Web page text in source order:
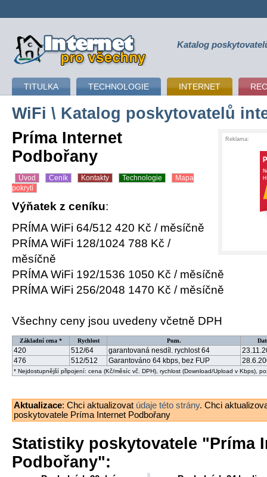
připojení k internetu Katalog
TITULKA TECHNOLOGIE INTERNET
WiFi \ Katalog poskytovatelů
Reklama:
Príma Internet
Podbořany
Úvod Ceník Kontakty Technologie
Mapa
pokrytí
Výňatek z ceníku:
PRÍMA WiFi 64/512 420 Kč / měsíčně
PRÍMA WiFi 128/1024 788 Kč /
měsíčně
PRÍMA WiFi 192/1536 1050 Kč / měsíčně
PRÍMA WiFi 256/2048 1470 Kč / měsíčně
Všechny ceny jsou uvedeny včetně DPH
Základní cena * Rychlost Pozn.
420 512/64 garantovaná nesdíl. rychlost 64
476
512/512 Garantováno 64 kbps, bez FUP
* Nejdostupnější připojení: cena (Kč/měsíc vč. DPH), rychlost (Download/Upload v Kbps),
Aktualizace: Chci aktualizovat údaje této strány. Chci
poskytovatele Príma Internet Podbořany
Statistiky poskytovatele "Príma
Podbořany":